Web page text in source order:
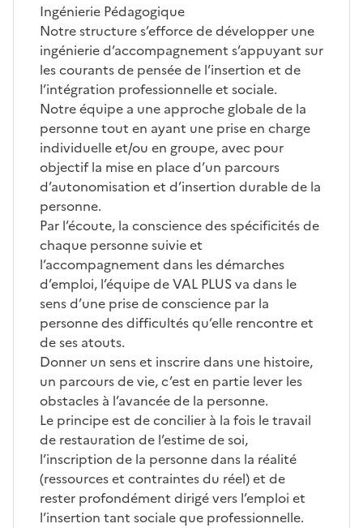
Ingénierie Pédagogique
Notre structure s’efforce de développer une
ingénierie d’accompagnement s’appuyant sur
les courants de pensée de l’insertion et de
l’intégration professionnelle et sociale.
Notre équipe a une approche globale de la
personne tout en ayant une prise en charge
individuelle et/ou en groupe, avec pour
objectif la mise en place d’un parcours
d’autonomisation et d’insertion durable de la
personne.
Par l’écoute, la conscience des spécificités de
chaque personne suivie et
l’accompagnement dans les démarches
d’emploi, l’équipe de VAL PLUS va dans le
sens d’une prise de conscience par la
personne des difficultés qu’elle rencontre et
de ses atouts.
Donner un sens et inscrire dans une histoire,
un parcours de vie, c’est en partie lever les
obstacles à l’avancée de la personne.
Le principe est de concilier à la fois le travail
de restauration de l’estime de soi,
l’inscription de la personne dans la réalité
(ressources et contraintes du réel) et de
rester profondément dirigé vers l’emploi et
l’insertion tant sociale que professionnelle.